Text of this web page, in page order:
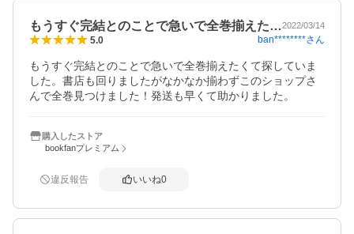
もうすぐ完結とのことで急いで全巻揃えた…2022/03/14
5.0 ban********さん
もうすぐ完結とのことで急いで全巻揃えたくて探していま
した。書店も回りましたがなかなか揃わずこのショップさ
んで全巻見つけました！発送も早くて助かりました。
購入したストア
bookfanプレミアム
違反報告 いいね0